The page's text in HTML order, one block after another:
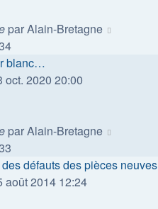
parAlain-Bretagne
blanc…
oct. 2020 20:00
parAlain-Bretagne
défauts des pièces neuves
août 2014 12:24